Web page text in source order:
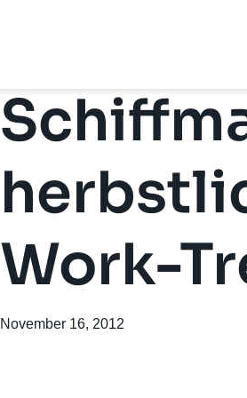
Work-
November 16, 2012